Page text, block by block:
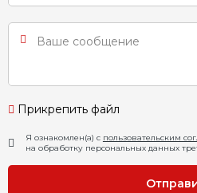
Прикрепить файл
Я ознакомлен(а) с пользовательским
на обработку персональных данных